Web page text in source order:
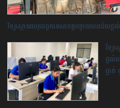
វិទ្យាស្ថានពហុបច្ចេកទេសខេត្តបន្ទាយមានជ័យ
វិទ្យ
ផ្តល់
ធ្លា